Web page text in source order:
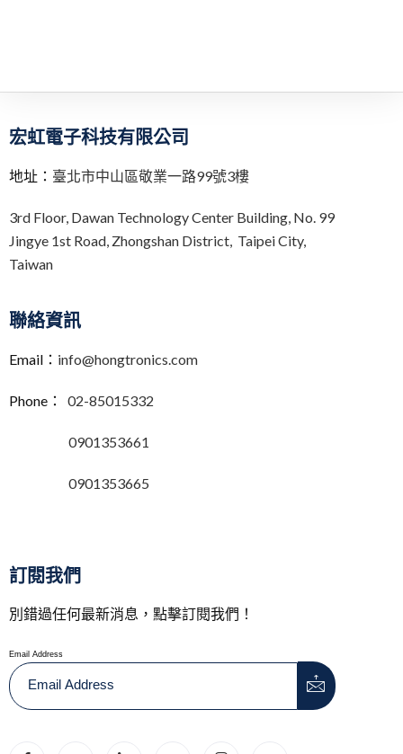
宏虹電子科技有限公司
地址： 臺北市中山區敬業一路99號3樓
3rd Floor, Dawan Technology Center Building, No. 99
Jingye 1st Road, Zhongshan District, Taipei City,
Taiwan
聯絡資訊
Email： info@hongtronics.com
Phone： 02-85015332
0901353661
0901353665
訂閱我們
別錯過任何最新消息，點擊訂閱我們！
Email Address